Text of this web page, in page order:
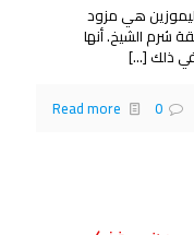
هي مزود
شرم الشيخ. أنها
ذلك[…]
0
Read more